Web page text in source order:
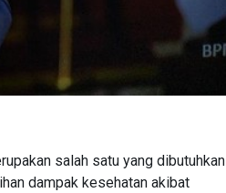
salah satu yang dibutuhkan
dampak kesehatan akibat